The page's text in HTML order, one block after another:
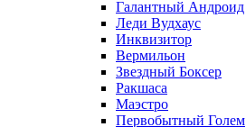
Галантный Андроид
Леди Вудхаус
Инквизитор
Вермильон
Звездный Боксер
Ракшаса
Маэстро
Первобытный Голем